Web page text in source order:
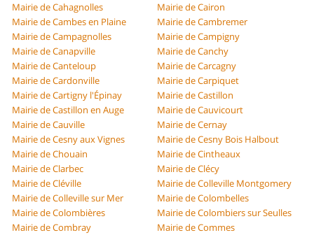
Mairie de Cahagnolles
Mairie de Cairon
Mairie de Cambes en Plaine
Mairie de Cambremer
Mairie de Campagnolles
Mairie de Campigny
Mairie de Canapville
Mairie de Canchy
Mairie de Canteloup
Mairie de Carcagny
Mairie de Cardonville
Mairie de Carpiquet
Mairie de Cartigny l'Épinay
Mairie de Castillon
Mairie de Castillon en Auge
Mairie de Cauvicourt
Mairie de Cauville
Mairie de Cernay
Mairie de Cesny aux Vignes
Mairie de Cesny Bois Halbout
Mairie de Chouain
Mairie de Cintheaux
Mairie de Clarbec
Mairie de Clécy
Mairie de Cléville
Mairie de Colleville Montgomery
Mairie de Colleville sur Mer
Mairie de Colombelles
Mairie de Colombières
Mairie de Colombiers sur Seulles
Mairie de Combray
Mairie de Commes